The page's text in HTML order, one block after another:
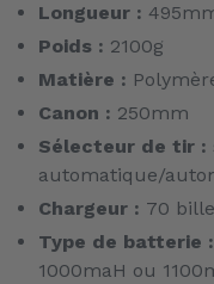
panier
Longueur :
Poids : 2100g
Matière :
Canon : 250mm
Sélecteur de tir :
automatique/
Chargeur : 70
Type de batterie :
1000maH ou